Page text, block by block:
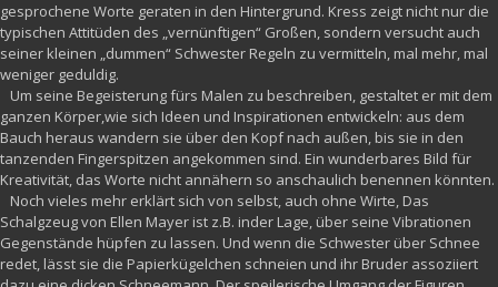
gesprochene Worte geraten in den Hintergrund. Kress zeigt nicht nur die
typischen Attitüden des „vernünftigen“ Großen, sondern versucht auch
seiner kleinen „dummen“ Schwester Regeln zu vermitteln, mal mehr, mal
weniger geduldig.
Um seine Begeisterung fürs Malen zu beschreiben, gestaltet er mit dem
ganzen Körper,wie sich Ideen und Inspirationen entwickeln: aus dem
Bauch heraus wandern sie über den Kopf nach außen, bis sie in den
tanzenden Fingerspitzen angekommen sind. Ein wunderbares Bild für
Kreativität, das Worte nicht annähern so anschaulich benennen könnten.
Noch vieles mehr erklärt sich von selbst, auch ohne Wirte, Das
Schalgzeug von Ellen Mayer ist z.B. inder Lage, über seine Vibrationen
Gegenstände hüpfen zu lassen. Und wenn die Schwester über Schnee
redet, lässt sie die Papierkügelchen schneien und ihr Bruder assoziiert